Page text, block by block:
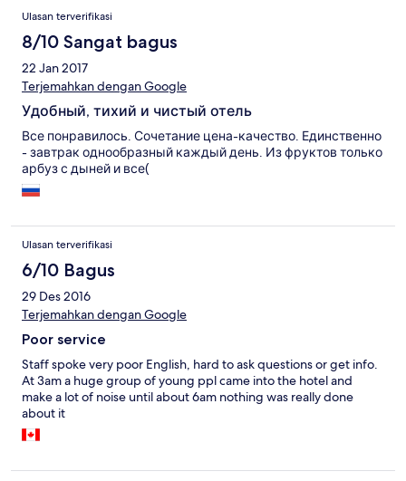
Ulasan terverifikasi
8/10 Sangat bagus
22 Jan 2017
Terjemahkan dengan Google
Удобный, тихий и чистый отель
Все понравилось. Сочетание цена-качество. Единственно
- завтрак однообразный каждый день. Из фруктов только
арбуз с дыней и все(
Ulasan terverifikasi
6/10 Bagus
29 Des 2016
Terjemahkan dengan Google
Poor service
Staff spoke very poor English, hard to ask questions or get info.
At 3am a huge group of young ppl came into the hotel and
make a lot of noise until about 6am nothing was really done
about it